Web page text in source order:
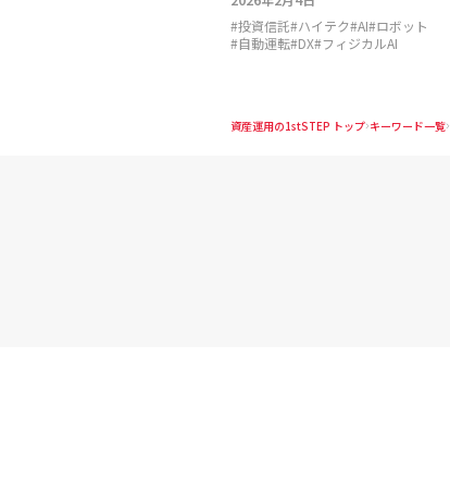
#投資信託#ハイテク#AI#ロボット
#自動運転#DX#フィジカルAI
資産運用の1stSTEP トップ キーワード一覧